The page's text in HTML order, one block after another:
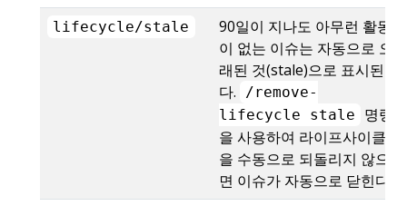
lifecycle/stale
90일이 지나도 아무런 활동
이 없는 이슈는 자동으로 오
래된 것(stale)으로 표시된
다.
/remove-
lifecycle stale
명령
을 사용하여 라이프사이클
을 수동으로 되돌리지 않으
면 이슈가 자동으로 닫힌다.